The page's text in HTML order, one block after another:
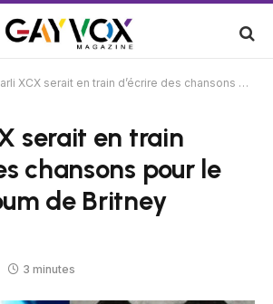
XCX serait en train d’écrire des chansons pour le nouvel album de Britney Spears
serait en train
chansons pour le
de Britney
3 minutes